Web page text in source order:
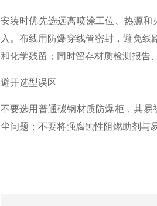
安装时优先选远离喷涂工位、热源
入。布线用防爆穿线管密封，避免
和化学残留；同时留存材质检测报告
避开选型误区
不要选用普通碳钢材质防爆柜，其
尘问题；不要将强腐蚀性阻燃助剂与